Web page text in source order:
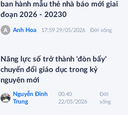
ban hành mẫu thẻ nhà báo mới giai
đoạn 2026 - 20230
Anh Hoa 17:59 29/05/2026 Đời sống
Năng lực số trở thành 'đòn bẩy'
chuyển đổi giáo dục trong kỷ
nguyên mới
Nguyễn Đình
Trung
00:40
22/05/2026
Đời
sống